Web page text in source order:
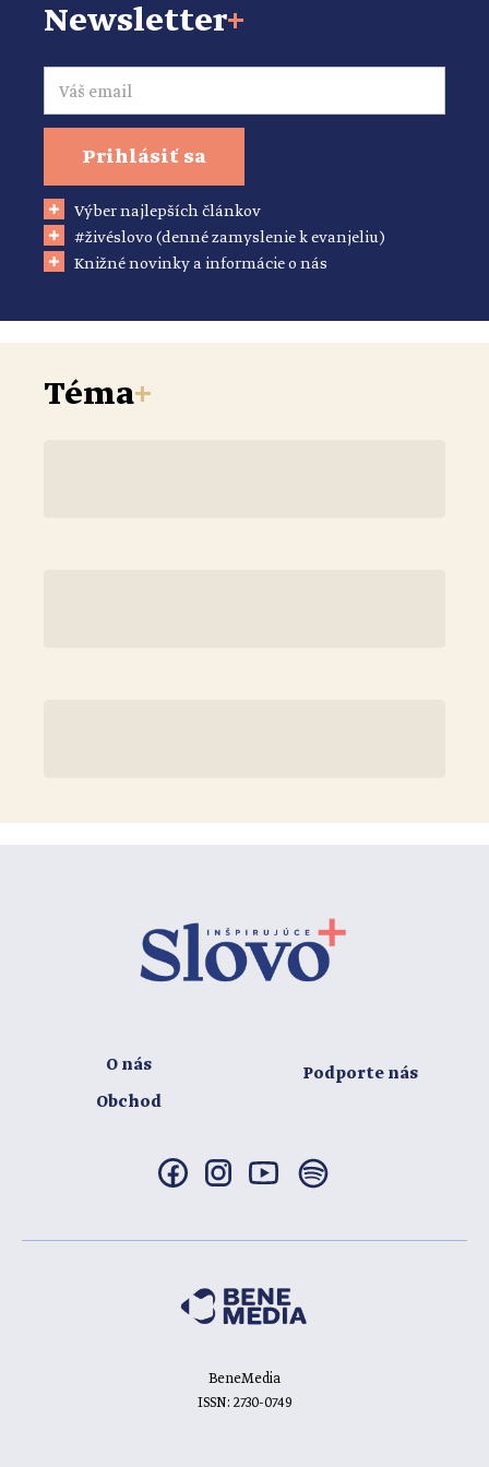
Newsletter+
Email
Prihlásiť sa
Výber najlepších článkov
#živéslovo (denné zamyslenie k evanjeliu)
Knižné novinky a informácie o nás
Téma+
O nás
Obchod
Podporte nás
BeneMedia
ISSN: 2730-0749